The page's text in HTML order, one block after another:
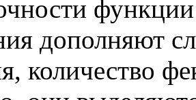
дополняют
количество